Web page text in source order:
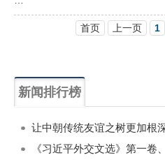
首页 上一页 1
新闻排行榜
《习近平外交文选》第一卷